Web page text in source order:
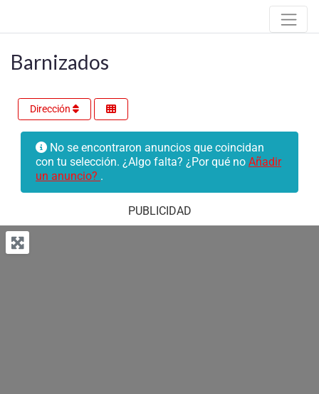
Barnizados
Dirección
No se encontraron anuncios que coincidan
con tu selección. ¿Algo falta? ¿Por qué no Añadir
un anuncio? .
PUBLICIDAD